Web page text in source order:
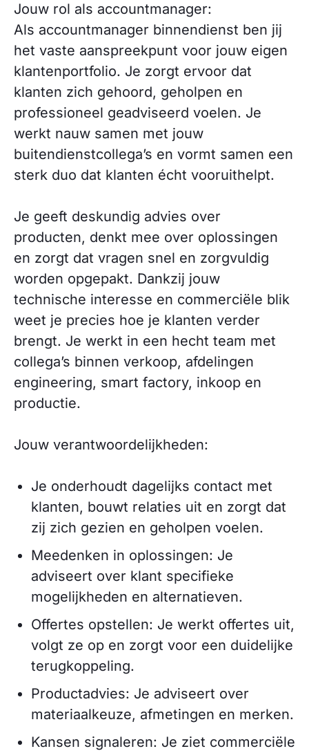
Jouw rol als accountmanager:
Als accountmanager binnendienst ben jij
het vaste aanspreekpunt voor jouw eigen
klantenportfolio. Je zorgt ervoor dat
klanten zich gehoord, geholpen en
professioneel geadviseerd voelen. Je
werkt nauw samen met jouw
buitendienstcollega’s en vormt samen een
sterk duo dat klanten écht vooruithelpt.
Je geeft deskundig advies over
producten, denkt mee over oplossingen
en zorgt dat vragen snel en zorgvuldig
worden opgepakt. Dankzij jouw
technische interesse en commerciële blik
weet je precies hoe je klanten verder
brengt. Je werkt in een hecht team met
collega’s binnen verkoop, afdelingen
engineering, smart factory, inkoop en
productie.
Jouw verantwoordelijkheden:
Je onderhoudt dagelijks contact met
klanten, bouwt relaties uit en zorgt dat
zij zich gezien en geholpen voelen.
Meedenken in oplossingen: Je
adviseert over klant specifieke
mogelijkheden en alternatieven.
Offertes opstellen: Je werkt offertes uit,
volgt ze op en zorgt voor een duidelijke
terugkoppeling.
Productadvies: Je adviseert over
materiaalkeuze, afmetingen en merken.
Kansen signaleren: Je ziet commerciële